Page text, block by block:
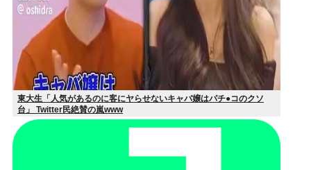
東大生「人気があるのに客にヤらせないキャバ嬢はパチ●コのクソ
台」 Twitter民絶賛の嵐www